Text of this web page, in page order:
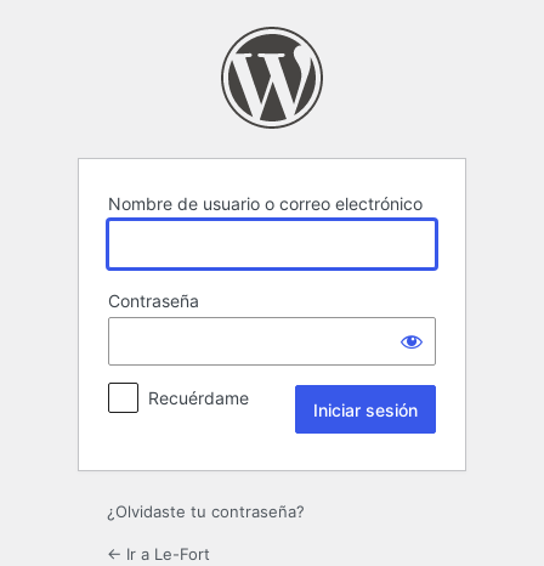
Nombre de usuario o correo electrónico
Contraseña
Recuérdame
¿Olvidaste tu contraseña?
← Ir a Le-Fort